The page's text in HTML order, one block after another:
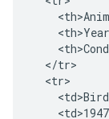
  </tr>
  <tr>